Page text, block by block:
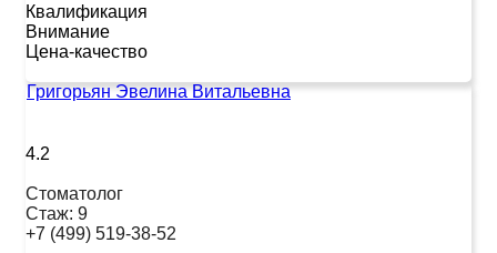
Квалификация
Внимание
Цена-качество
Григорьян Эвелина Витальевна
4.2
Стоматолог
Стаж: 9
+7 (499) 519-38-52